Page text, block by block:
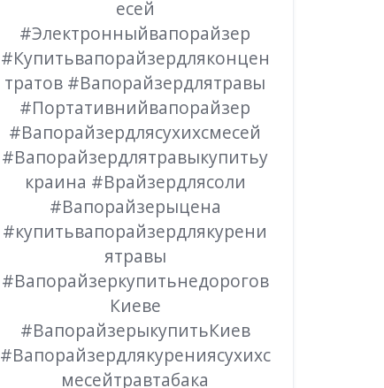
есей
#Электронныйвапорайзер
#Купитьвапорайзердляконцен
тратов #Вапорайзердлятравы
#Портативнийвапорайзер
#Вапорайзердлясухихсмесей
#Вапорайзердлятравыкупитьу
краина #Врайзердлясоли
#Вапорайзерыцена
#купитьвапорайзердлякурени
ятравы
#Вапорайзеркупитьнедорогов
Киеве
#ВапорайзерыкупитьКиев
#Вапорайзердлякурениясухихс
месейтравтабака